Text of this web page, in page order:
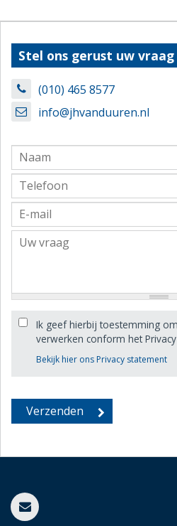
Stel ons gerust uw vraag
(010) 465 8577
info@jhvanduuren.nl
Ik geef hierbij toestemming
verwerken conform het
Bekijk hier ons Privacy statement